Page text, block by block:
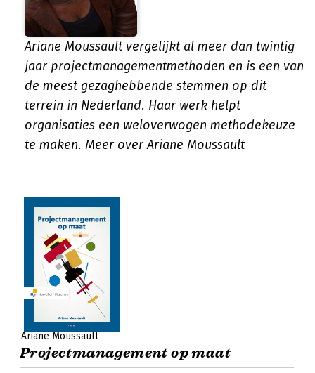
Ariane Moussault vergelijkt al meer dan twintig
jaar projectmanagementmethoden en is een van
de meest gezaghebbende stemmen op dit
terrein in Nederland. Haar werk helpt
organisaties een weloverwogen methodekeuze
te maken. Meer over Ariane Moussault
Ariane Moussault
Projectmanagement op maat